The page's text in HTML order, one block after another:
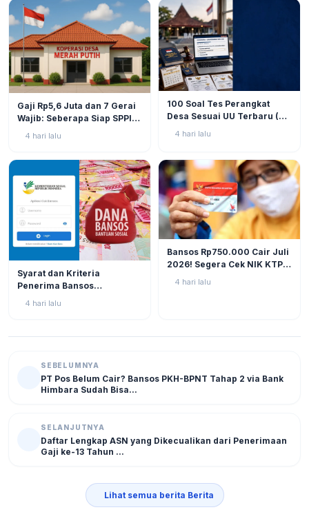
Gaji Rp5,6 Juta dan 7 Gerai
Wajib: Seberapa Siap SPPI
4 hari lalu
100 Soal Tes Perangkat
Desa Sesuai UU Terbaru (UU
4 hari lalu
Syarat dan Kriteria
Penerima Bansos
Rp750.000 Juli 2026, Cek
4 hari lalu
Bansos Rp750.000 Cair Juli
2026! Segera Cek NIK KTP
di Situs Resmi Kemensos
4 hari lalu
SEBELUMNYA
PT Pos Belum Cair? Bansos PKH-BPNT Tahap 2 via Bank
Himbara Sudah Bisa...
SELANJUTNYA
Daftar Lengkap ASN yang Dikecualikan dari Penerimaan
Gaji ke-13 Tahun ...
Lihat semua berita Berita